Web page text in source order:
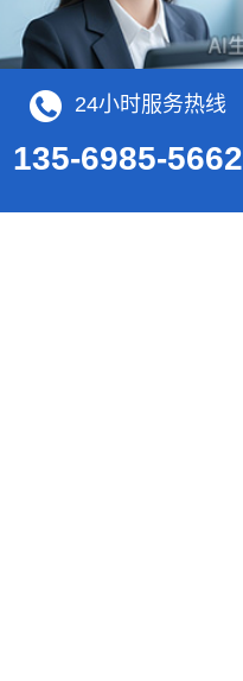
24小时服务热线
135-6985-5662